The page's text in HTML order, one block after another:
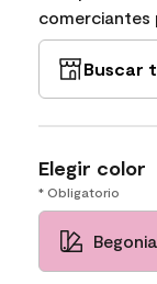
comerciantes
Buscar
Elegir color
* Obligatorio